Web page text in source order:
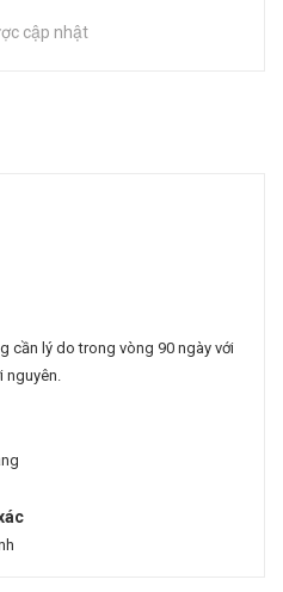
cập nhật
cần lý do trong vòng 90 ngày với
nguyên.